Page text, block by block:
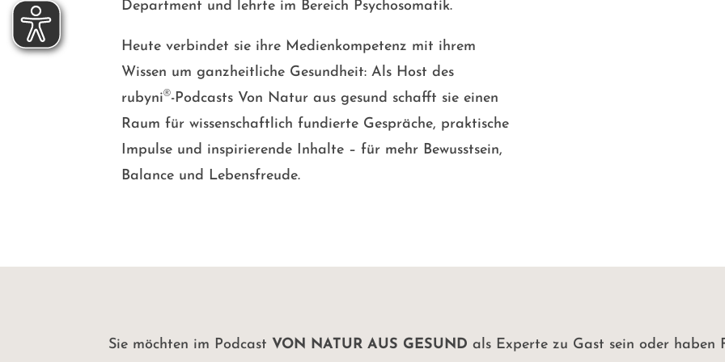
Department und lehrte im Bereich Psychosomatik.
Heute verbindet sie ihre Medienkompetenz mit ihrem
Wissen um ganzheitliche Gesundheit: Als Host des
rubyni®-Podcasts Von Natur aus gesund schafft sie einen
Raum für wissenschaftlich fundierte Gespräche, praktische
Impulse und inspirierende Inhalte – für mehr Bewusstsein,
Balance und Lebensfreude.
Sie möchten im Podcast VON NATUR AUS GESUND als Experte zu Gast sein oder haben